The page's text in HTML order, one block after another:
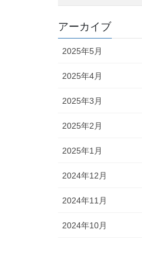
アーカイブ
2025年5月
2025年4月
2025年3月
2025年2月
2025年1月
2024年12月
2024年11月
2024年10月